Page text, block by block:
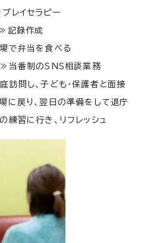
イセラピー
録作成
弁当を食べる
番制のSNS相談業務
し、子ども・保護者と面接
り、翌日の準備をして退庁
習に行き、リフレッシュ